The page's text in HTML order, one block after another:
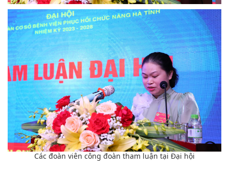
Các đoàn viên công đoàn tham luận tại Đại hội